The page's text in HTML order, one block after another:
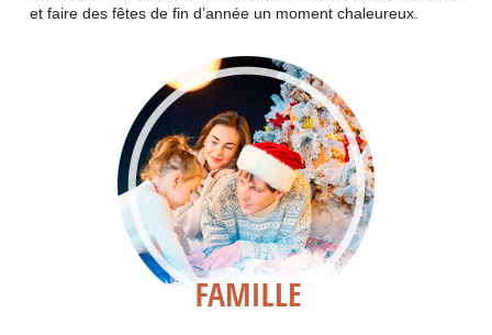
et faire des fêtes de fin d’année un moment chaleureux.